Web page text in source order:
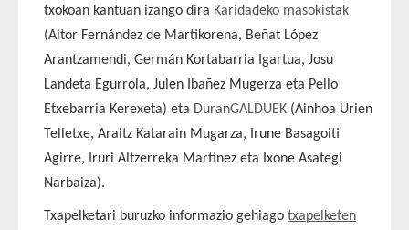
txokoan kantuan izango dira Karidadeko masokistak
(Aitor Fernández de Martikorena, Beñat López
Arantzamendi, Germán Kortabarria Igartua, Josu
Landeta Egurrola, Julen Ibañez Mugerza eta Pello
Etxebarria Kerexeta) eta DuranGALDUEK (Ainhoa Urien
Telletxe, Araitz Katarain Mugarza, Irune Basagoiti
Agirre, Iruri Altzerreka Martinez eta Ixone Asategi
Narbaiza).
Txapelketari buruzko informazio gehiago txapelketen